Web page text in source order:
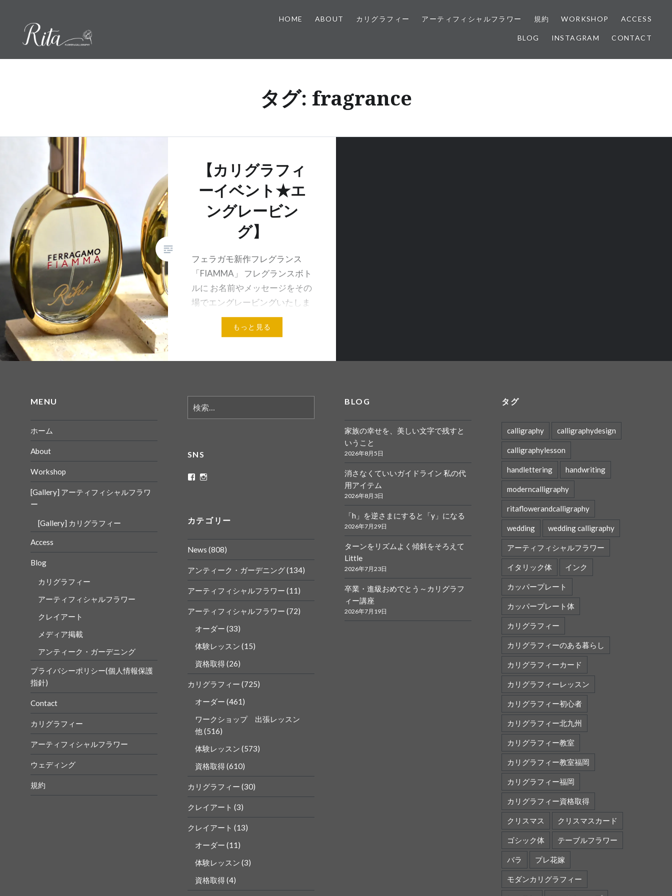
ツ
HOME ABOUT カリグラフィー アーティフィシャルフラワー 規約 WORKSHOP ACCESS
BLOG INSTAGRAM CONTACT
タグ: fragrance
【カリグラフィ
ーイベント★エ
ングレービン
グ】
フェラガモ新作フレグランス
「FIAMMA」 フレグランスボト
ルに お名前やメッセージをその
場でエングレービングいたしま
す✧ . . 刻印の瞬間もご覧いただ
けますので ぜひお気軽にお立ち
楽しみ…
もっと見る
MENU
ホーム
About
Workshop
[Gallery] アーティフィシャルフラワ
ー
[Gallery] カリグラフィー
Access
Blog
カリグラフィー
アーティフィシャルフラワー
クレイアート
メディア掲載
アンティーク・ガーデニング
プライバシーポリシー(個人情報保護
指針)
Contact
カリグラフィー
アーティフィシャルフラワー
ウェディング
規約
索:
BLOG
家族の幸せを、美しい文字で残すと
いうこと
2026年8月5日
消さなくていいガイドライン 私の代
用アイテム
2026年8月3日
「h」を逆さまにすると「y」になる
2026年7月29日
ターンをリズムよく傾斜をそろえて
Little
2026年7月23日
卒業・進級おめでとう～カリグラフ
ィー講座
2026年7月19日
タグ
calligraphy calligraphydesign
calligraphylesson
handlettering handwriting
moderncalligraphy
ritaflowerandcalligraphy
wedding wedding calligraphy
アーティフィシャルフラワー
イタリック体 インク
カッパープレート
カッパープレート体
カリグラフィー
カリグラフィーのある暮らし
カリグラフィーカード
カリグラフィーレッスン
カリグラフィー初心者
カリグラフィー北九州
カリグラフィー教室
カリグラフィー教室福岡
カリグラフィー福岡
カリグラフィー資格取得
クリスマス クリスマスカード
ゴシック体 テーブルフラワー
バラ プレ花嫁
モダンカリグラフィー
SNS
ritaflower.calligraphy
ロ
フ
ー
ル
で
表
示
rita_ym
ロ
フ
ー
ル
で
表
示
カテゴリー
News (808)
アンティーク・ガーデニング(134)
アーティフィシャルフラワー (11)
アーティフィシャルフラワー (72)
オーダー (33)
体験レッスン (15)
資格取得(26)
カリグラフィー (725)
オーダー (461)
ワークショップ 出張レッスン
他(516)
体験レッスン (573)
資格取得(610)
カリグラフィー (30)
クレイアート (3)
クレイアート (13)
オーダー (11)
体験レッスン (3)
資格取得(4)